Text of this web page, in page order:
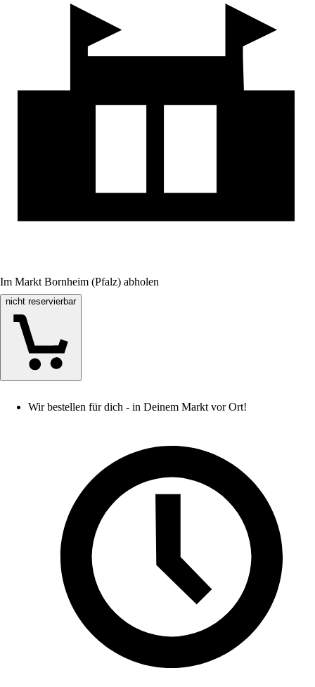
Im Markt Bornheim (Pfalz) abholen
nicht reservierbar
Wir bestellen für dich - in Deinem Markt vor Ort!